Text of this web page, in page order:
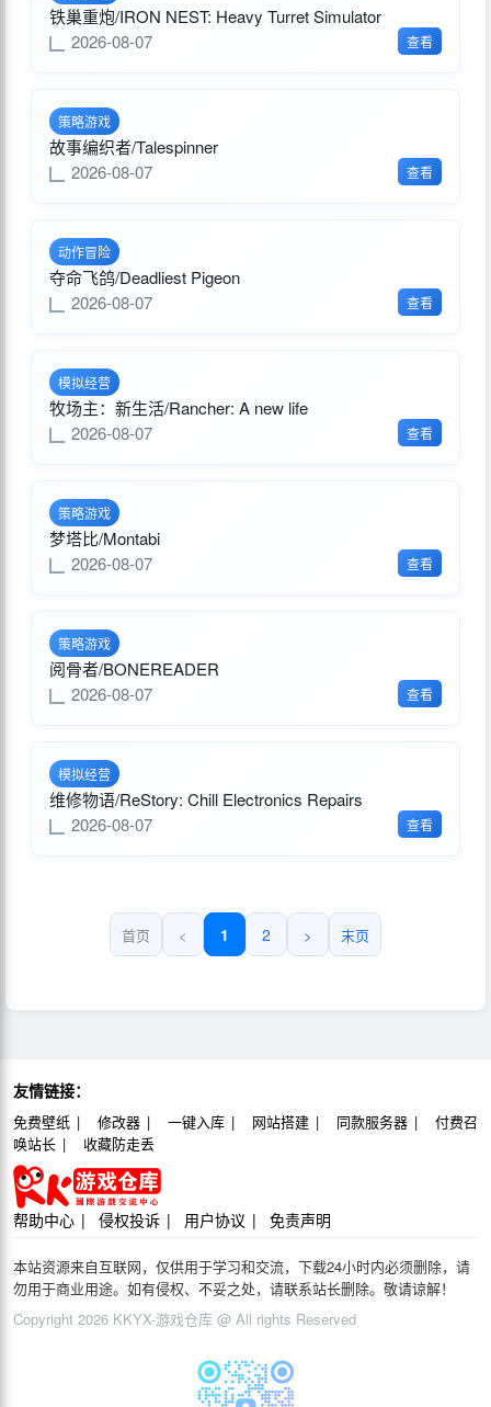
铁巢重炮/IRON NEST: Heavy Turret Simulator
2026-08-07
查看
策略游戏
故事编织者/Talespinner
2026-08-07
查看
动作冒险
夺命飞鸽/Deadliest Pigeon
2026-08-07
查看
模拟经营
牧场主：新生活/Rancher: A new life
2026-08-07
查看
策略游戏
梦塔比/Montabi
2026-08-07
查看
策略游戏
阅骨者/BONEREADER
2026-08-07
查看
模拟经营
维修物语/ReStory: Chill Electronics Repairs
2026-08-07
查看
首页 < 1 2 > 末页
友情链接：
免费壁纸 修改器 一键入库 网站搭建 同款服务器
付费召
唤站长
收藏防走丢
帮助中心 侵权投诉 用户协议 免责声明
本站资源来自互联网，仅供用于学习和交流，下载24小时内必须删除，请
勿用于商业用途。如有侵权、不妥之处，请联系站长删除。敬请谅解！
Copyright 2026 KKYX-游戏仓库 @ All rights Reserved